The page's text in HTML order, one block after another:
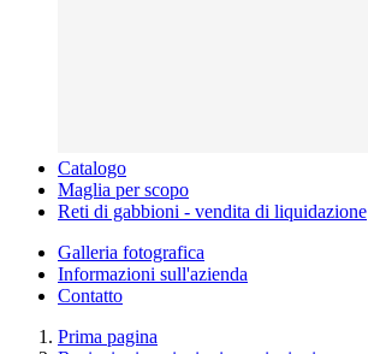
Catalogo
Maglia per scopo
Reti di gabbioni - vendita di liquidazione
Galleria fotografica
Informazioni sull'azienda
Contatto
Prima pagina